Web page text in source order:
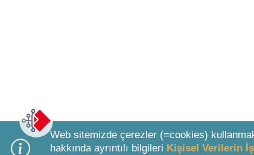
Web sitemizde çerezler (=cookies)
hakkında ayrıntılı bilgileri Kişisel Verilerin